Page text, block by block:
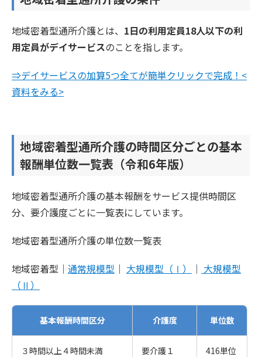
地域密着型通所介護とは、 1日の利用定員18人以下の利
用定員がデイサービスのことを指します。
⇒デイサービスの加算5つ全てが簡単クリックで完成！<
資料をみる>
地域密着型通所介護の時間区分ごとの基本
報酬単位数一覧表（令和6年版）
地域密着型通所介護の基本報酬をサービス提供時間区
分、要介護度ごとに一覧表にしています。
地域密着型通所介護の単位数一覧表
地域密着型｜ 通常規模型 ｜ 大規模型（Ⅰ） ｜ 大規模型
（Ⅱ）
基本報酬時間区分 介護度 単位数
３時間以上４時間未満 要介護１ 416単位